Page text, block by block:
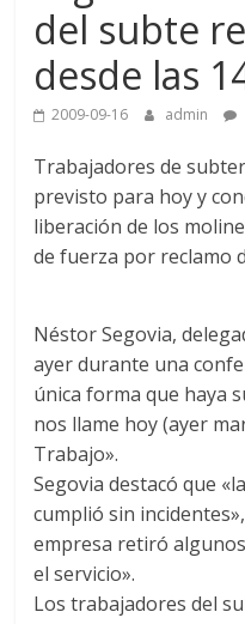
del subte
desde las
2009-09-16 admin
Trabajadores de
previsto para hoy y
liberación de los
de fuerza por reclamo
Néstor Segovia,
ayer durante una
única forma que haya
nos llame hoy (ayer
Trabajo».
Segovia destacó que
cumplió sin
empresa retiró
el servicio».
Los trabajadores del